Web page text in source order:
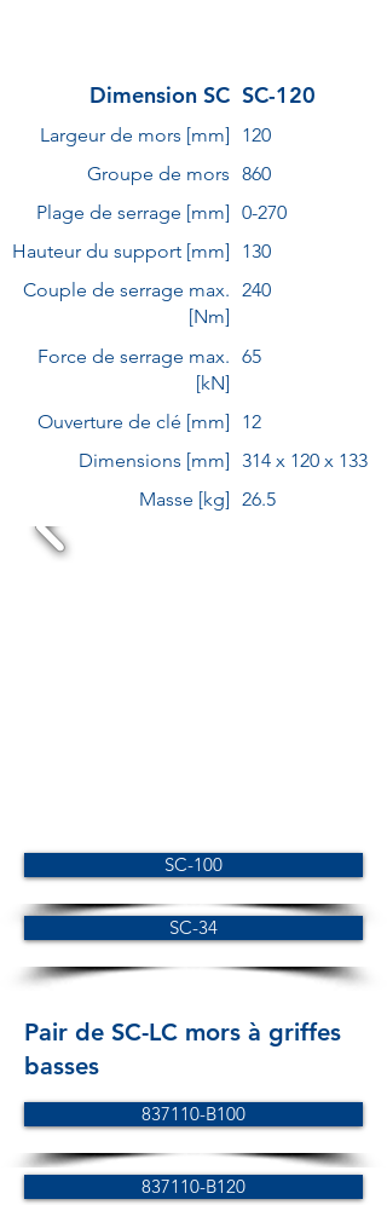
Dimension SC SC-120
Largeur de mors [mm]
120
Groupe de mors 860
Plage de serrage [mm] 0-270
Hauteur du support [mm]
130
Couple de serrage max.
[Nm]
240
Force de serrage max.
[kN]
65
Ouverture de clé [mm]
12
Dimensions [mm] 314 x 120 x 133
Masse [kg] 26.5
SC-100
SC-34
Pair de SC-LC mors à griffes
basses
837110-B100
837110-B120